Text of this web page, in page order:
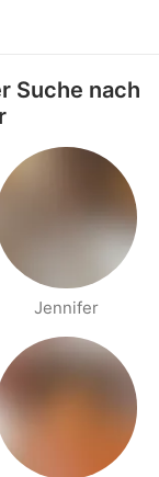
Suche nach
Jennifer